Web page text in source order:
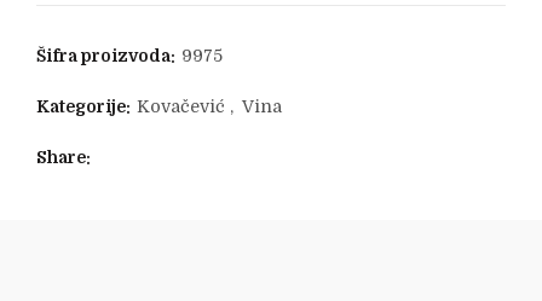
Šifra proizvoda: 9975
Kategorije: Kovačević , Vina
Share